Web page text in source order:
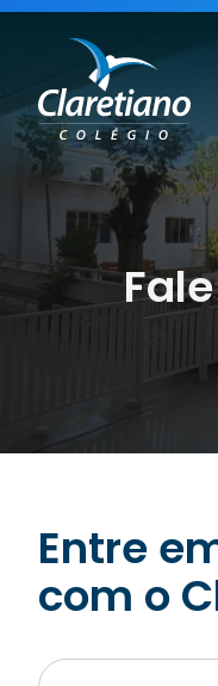
Entre
com o